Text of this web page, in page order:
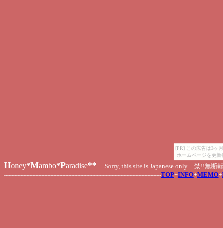
[PR] この広告は3ヶ
ホームページを更
Honey*Mambo*Paradise** Sorry, this site is Japanese only 禁!!無
---------------------------------------------------------------------------------------------------------TOP+INFO+MEMO+